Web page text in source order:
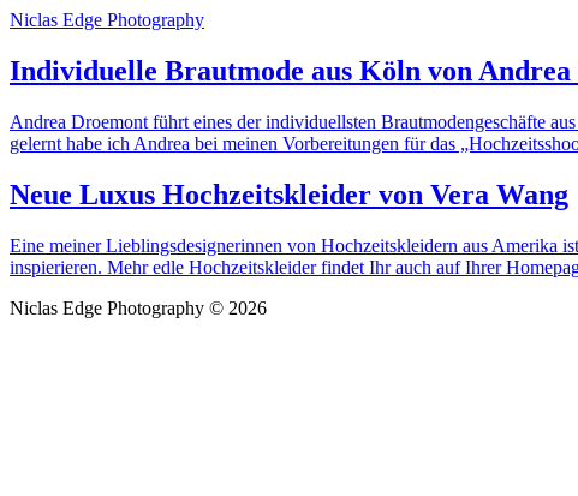
Niclas Edge Photography
Individuelle Brautmode aus Köln von
Andrea Droemont führt eines der individuellsten Brautmodengeschäfte
gelernt habe ich Andrea bei meinen Vorbereitungen für das
Neue Luxus Hochzeitskleider von Vera Wang
Eine meiner Lieblingsdesignerinnen von Hochzeitskleidern aus Amerika
inspierieren. Mehr edle Hochzeitskleider findet Ihr auch auf Ihrer
Niclas Edge Photography © 2026